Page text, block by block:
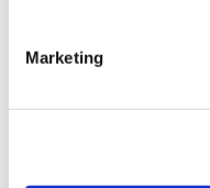
MarketingNome della
Contenuto